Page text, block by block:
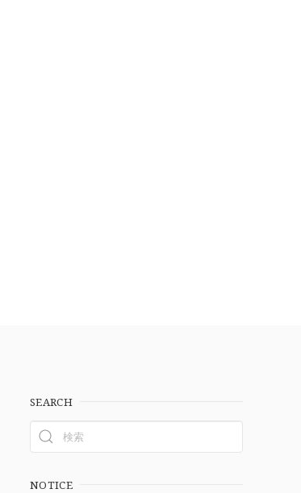
SEARCH
NOTICE